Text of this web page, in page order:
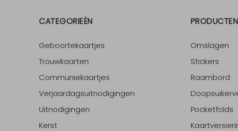
CATEGORIEËN
Geboortekaartjes
Trouwkaarten
Communiekaartjes
Verjaardagsuitnodigingen
Uitnodigingen
Kerst
PRODUCTEN
Omslagen
Stickers
Raambord
Pocketfolds